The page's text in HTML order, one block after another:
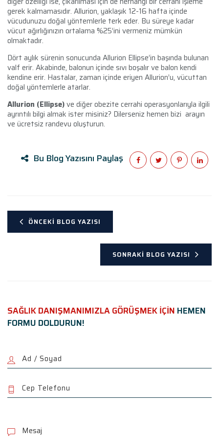
gerek kalmamasıdır. Allurion, yaklaşık 12-16 hafta içinde
vücudunuzu doğal yöntemlerle terk eder. Bu süreye kadar
vücut ağırlığınızın ortalama %25’ini vermeniz mümkün
olmaktadır.
Dört aylık sürenin sonucunda Allurion Ellipse’in başında bulunan
valf erir. Akabinde, balonun içinde sıvı boşalır ve balon kendi
kendine erir. Hastalar, zaman içinde eriyen Allurion’u, vücuttan
doğal yöntemlerle atarlar.
Allurion (Ellipse)ve diğer obezite cerrahi operasyonlarıyla ilgili
ayrıntılı bilgi almak ister misiniz? Dilerseniz hemen bizi arayın
ve ücretsiz randevu oluşturun.
Bu Blog Yazısını Paylaş
ÖNCEKI BLOG YAZISI
SONRAKI BLOG YAZISI
SAĞLIK DANIŞMANIMIZLA GÖRÜŞMEK İÇİN HEMEN
FORMU DOLDURUN!
l
e